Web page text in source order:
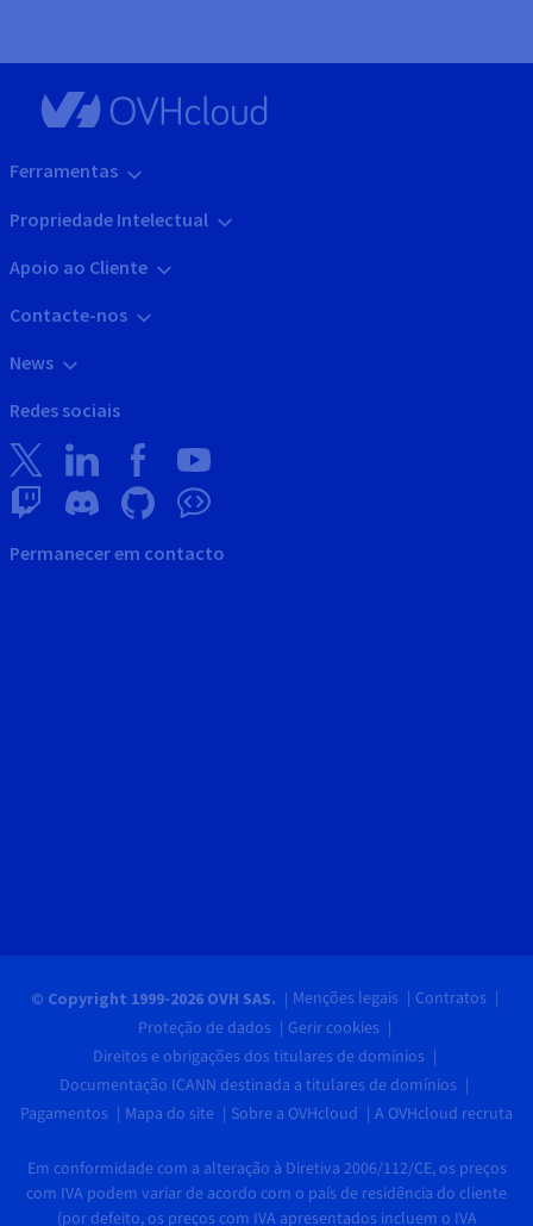
Ferramentas
Propriedade Intelectual
Apoio ao Cliente
Contacte-nos
News
Redes sociais
Permanecer em contacto
© Copyright 1999-2026 OVH SAS. Menções legais
Contratos
Proteção de dados
Gerir cookies
Direitos e obrigações dos titulares de domínios
Documentação ICANN destinada a titulares de domínios
Pagamentos
Mapa do site Sobre a OVHcloud A OVHcloud recruta
Em conformidade com a alteração à Diretiva 2006/112/CE, os preços
com IVA podem variar de acordo com o país de residência do cliente
(por defeito, os preços com IVA apresentados incluem o IVA